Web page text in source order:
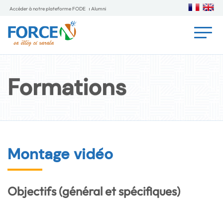
Accéder à notre plateforme FODE Alumni
Formations
Montage vidéo
Objectifs (général et spécifiques)